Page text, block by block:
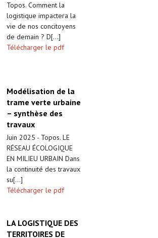
Topos. Comment la
logistique impactera la
vie de nos concitoyens
de demain ? D[...]
Télécharger le pdf
Modélisation de la
trame verte urbaine
– synthèse des
travaux
Juin 2025 - Topos. LE
RÉSEAU ÉCOLOGIQUE
EN MILIEU URBAIN Dans
la continuité des travaux
su[...]
Télécharger le pdf
LA LOGISTIQUE DES
TERRITOIRES DE